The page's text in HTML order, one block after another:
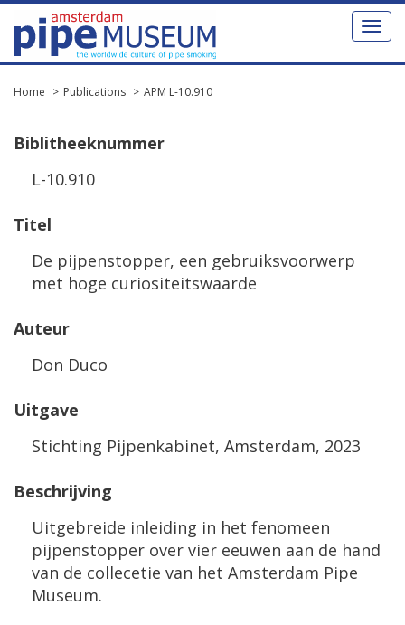
Toggle
Home Publications APM L-10.910
Biblitheeknummer
L-10.910
Titel
De pijpenstopper, een gebruiksvoorwerp
met hoge curiositeitswaarde
Auteur
Don Duco
Uitgave
Stichting Pijpenkabinet, Amsterdam, 2023
Beschrijving
Uitgebreide inleiding in het fenomeen
pijpenstopper over vier eeuwen aan de hand
van de collecetie van het Amsterdam Pipe
Museum.